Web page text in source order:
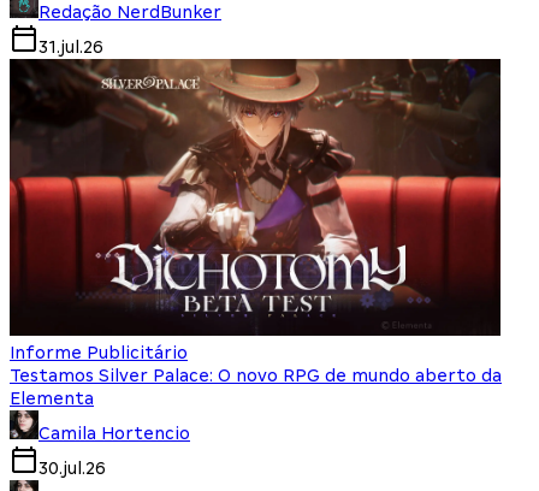
Redação NerdBunker
31.jul.26
Informe Publicitário
Testamos Silver Palace: O novo RPG de mundo aberto da
Elementa
Camila Hortencio
30.jul.26